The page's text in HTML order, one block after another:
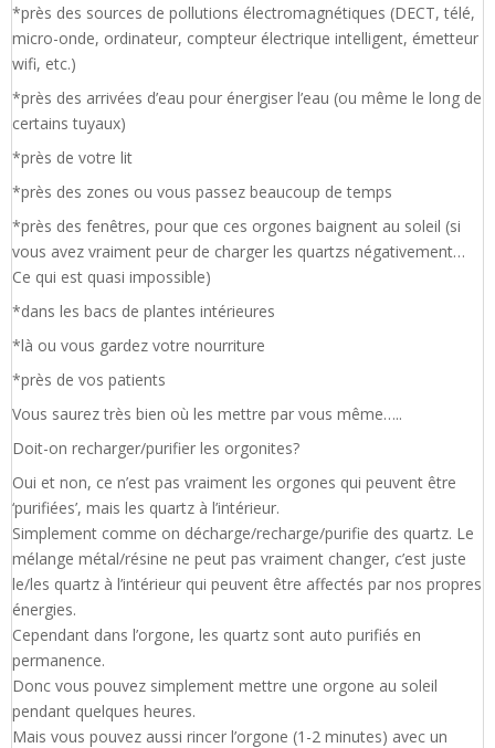
*près des sources de pollutions électromagnétiques (DECT, télé,
micro-onde, ordinateur, compteur électrique intelligent, émetteur
wifi, etc.)
*près des arrivées d’eau pour énergiser l’eau (ou même le long de
certains tuyaux)
*près de votre lit
*près des zones ou vous passez beaucoup de temps
*près des fenêtres, pour que ces orgones baignent au soleil (si
vous avez vraiment peur de charger les quartzs négativement…
Ce qui est quasi impossible)
*dans les bacs de plantes intérieures
*là ou vous gardez votre nourriture
*près de vos patients
Vous saurez très bien où les mettre par vous même…..
Doit-on recharger/purifier les orgonites?
Oui et non, ce n’est pas vraiment les orgones qui peuvent être
‘purifiées’, mais les quartz à l’intérieur.
Simplement comme on décharge/recharge/purifie des quartz. Le
mélange métal/résine ne peut pas vraiment changer, c’est juste
le/les quartz à l’intérieur qui peuvent être affectés par nos propres
énergies.
Cependant dans l’orgone, les quartz sont auto purifiés en
permanence.
Donc vous pouvez simplement mettre une orgone au soleil
pendant quelques heures.
Mais vous pouvez aussi rincer l’orgone (1-2 minutes) avec un